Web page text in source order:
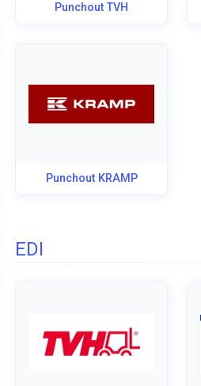
Punchout TVH
Punchout KRAMP
EDI